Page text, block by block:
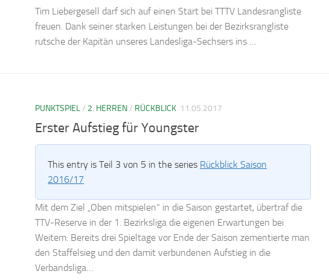
Tim Liebergesell darf sich auf einen Start bei TTTV Landesrangliste
freuen. Dank seiner starken Leistungen bei der Bezirksrangliste
rutsche der Kapitän unseres Landesliga-Sechsers ins …
PUNKTSPIEL/ 2. HERREN/ RÜCKBLICK 11.05.2017
Erster Aufstieg für Youngster
This entry is Teil 3 von 5 in the series Rückblick Saison
2016/17
Mit dem Ziel „Oben mitspielen“ in die Saison gestartet, übertraf die
TTV-Reserve in der 1. Bezirksliga die eigenen Erwartungen bei
Weitem: Bereits drei Spieltage vor Ende der Saison zementierte man
den Staffelsieg und den damit verbundenen Aufstieg in die
Verbandsliga…